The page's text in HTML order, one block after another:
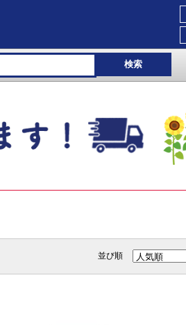
検索
並び順